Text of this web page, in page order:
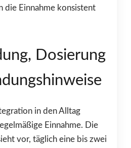
die Einnahme konsistent
Dosierung
in den Alltag
Einnahme. Die
vor, täglich eine bis zwei